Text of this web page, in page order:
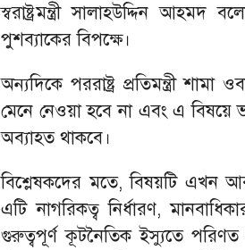
স্বরাষ্ট্রমন্ত্রী সালাহউদ্দিন
পুশব্যাকের বিপক্ষে।
অন্যদিকে পররাষ্ট্র প্রতিমন্ত্রী
মেনে নেওয়া হবে না এবং এ বিষয়ে
অব্যাহত থাকবে।
বিশ্লেষকদের মতে, বিষয়টি এখন আর
এটি নাগরিকত্ব নির্ধারণ,
গুরুত্বপূর্ণ কূটনৈতিক ইস্যুতে পরিণত